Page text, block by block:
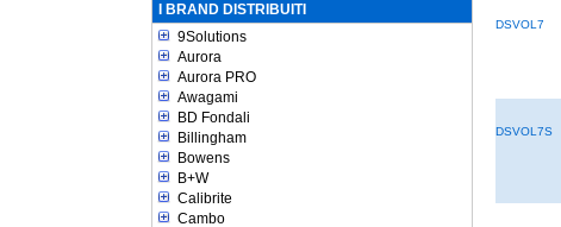
I BRAND DISTRIBUITI
9Solutions
Aurora
Aurora PRO
Awagami
BD Fondali
Billingham
Bowens
B+W
Calibrite
Cambo
DSVOL7
DSVOL7S